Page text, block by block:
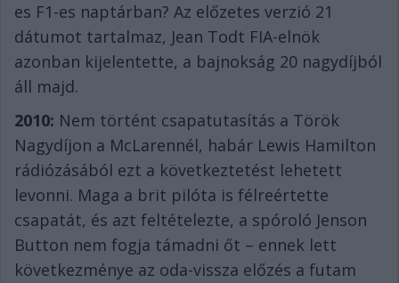
es F1-es naptárban? Az előzetes verzió 21
dátumot tartalmaz, Jean Todt FIA-elnök
azonban kijelentette, a bajnokság 20 nagydíjból
áll majd.
2010: Nem történt csapatutasítás a Török
Nagydíjon a McLarennél, habár Lewis Hamilton
rádiózásából ezt a következtetést lehetett
levonni. Maga a brit pilóta is félreértette
csapatát, és azt feltételezte, a spóroló Jenson
Button nem fogja támadni őt – ennek lett
következménye az oda-vissza előzés a futam